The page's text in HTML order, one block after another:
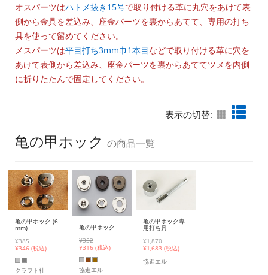
オスパーツはハトメ抜き15号で取り付ける革に丸穴をあけて表
側から金具を差込み、座金パーツを裏からあてて、専用の打ち
具を使って留めてください。
メスパーツは平目打ち3mm巾1本目などで取り付ける革に穴を
あけて表側から差込み、座金パーツを裏からあててツメを内側
に折りたたんで固定してください。
表示の切替:
亀の甲ホック の商品一覧
亀の甲ホック (6
mm)
¥385
¥346 (税込)
クラフト社
亀の甲ホック
¥352
¥316 (税込)
協進エル
亀の甲ホック専
用打ち具
¥1,870
¥1,683 (税込)
協進エル